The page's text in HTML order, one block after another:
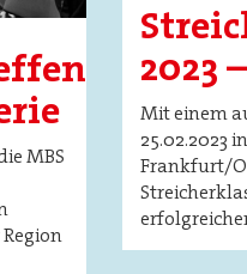
MBS
2023
Mit einem
25.02.2023
Frankfurt/